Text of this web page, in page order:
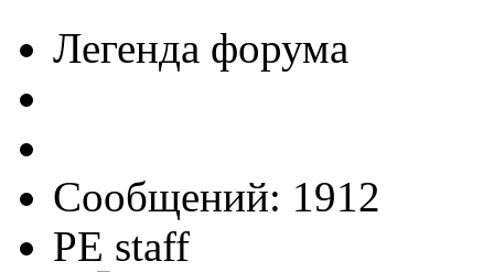
Легенда форума
Сообщений: 1912
PE staff